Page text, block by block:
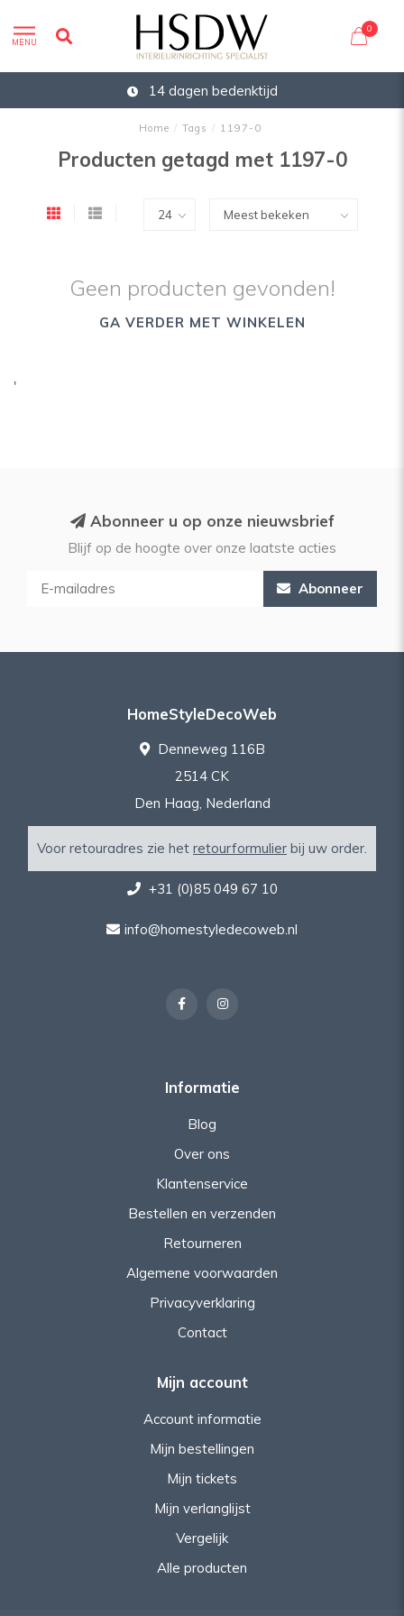
MENU
0
14 dagen bedenktijd
Home / Tags / 1197-0
Producten getagd met 1197-0
Geen producten gevonden!
GA VERDER MET WINKELEN
'
Abonneer u op onze nieuwsbrief
Blijf op de hoogte over onze laatste acties
Abonneer
HomeStyleDecoWeb
Denneweg 116B
2514 CK
Den Haag, Nederland
Voor retouradres zie het retourformulier bij uw order.
+31 (0)85 049 67 10
info@homestyledecoweb.nl
Informatie
Blog
Over ons
Klantenservice
Bestellen en verzenden
Retourneren
Algemene voorwaarden
Privacyverklaring
Contact
Mijn account
Account informatie
Mijn bestellingen
Mijn tickets
Mijn verlanglijst
Vergelijk
Alle producten